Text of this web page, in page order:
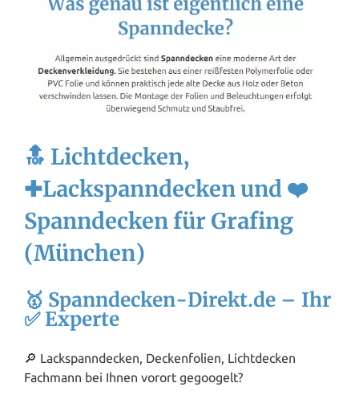
🔝 Lichtdecken,
✚Lackspanndecken und ❤️
Spanndecken für Grafing
(München)
🥇 Spanndecken-Direkt.de – Ihr
✅ Experte
🔎 Lackspanndecken, Deckenfolien, Lichtdecken
Fachmann bei Ihnen vorort gegoogelt?